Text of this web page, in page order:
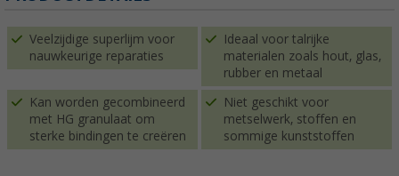
Veelzijdige superlijm voor
nauwkeurige reparaties
Ideaal voor talrijke
materialen zoals hout, glas,
rubber en metaal
Kan worden gecombineerd
met HG granulaat om
sterke bindingen te creëren
Niet geschikt voor
metselwerk, stoffen en
sommige kunststoffen